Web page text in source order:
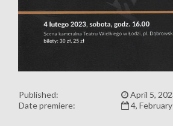
Published:
April 5,
Date premiere:
4,